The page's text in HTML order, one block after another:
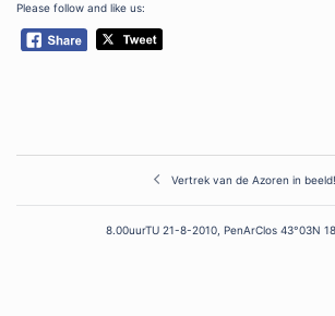
Please follow and like us:
navigation
Vertrek van de Azoren in beeld!
8.00uurTU 21-8-2010, PenArClos 43°03N